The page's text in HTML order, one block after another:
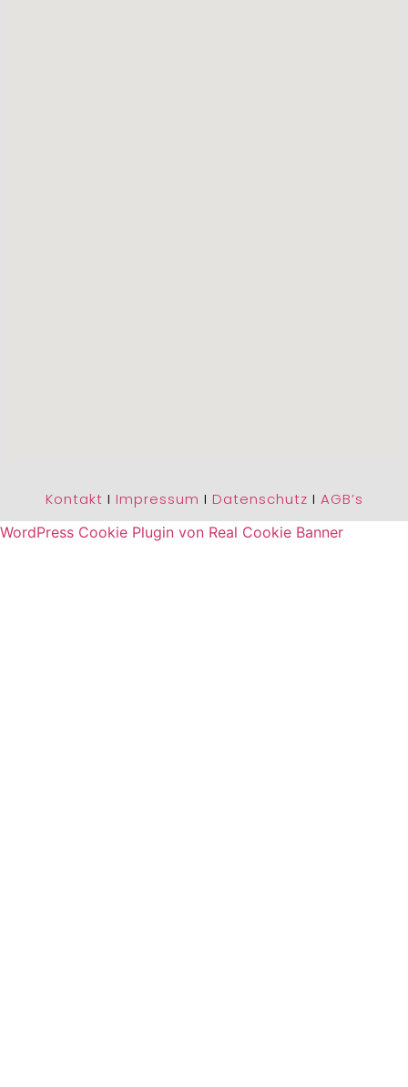
Kontakt I Impressum I Datenschutz I AGB’s
WordPress Cookie Plugin von Real Cookie Banner